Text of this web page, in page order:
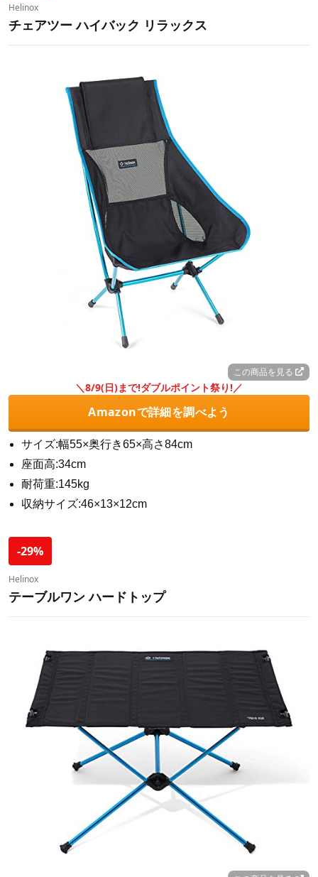
Helinox
チェアツー ハイバック リラックス
この商品を見る
＼8/9(日)まで!ダブルポイント祭り!／
Amazonで詳細を調べよう
サイズ:幅55×奥行き65×高さ84cm
座面高:34cm
耐荷重:145kg
収納サイズ:46×13×12cm
-29%
Helinox
テーブルワン ハードトップ